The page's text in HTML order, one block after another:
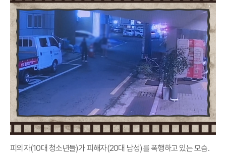
피의자(10대 청소년들)가 피해자(20대 남성)를 폭행하고 있는 모습.